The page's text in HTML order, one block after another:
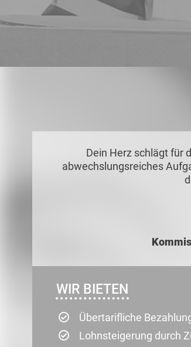
Dein Herz schlägt für
abwechslungsreiches
WIR BIETEN
Übertarifliche
Lohnsteigerung durch